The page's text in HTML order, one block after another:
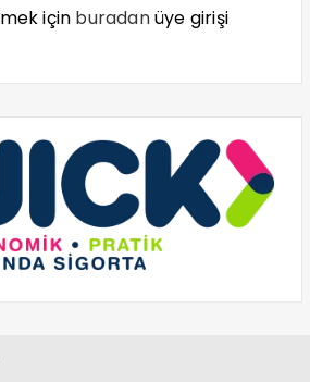
için buradanüye girişi